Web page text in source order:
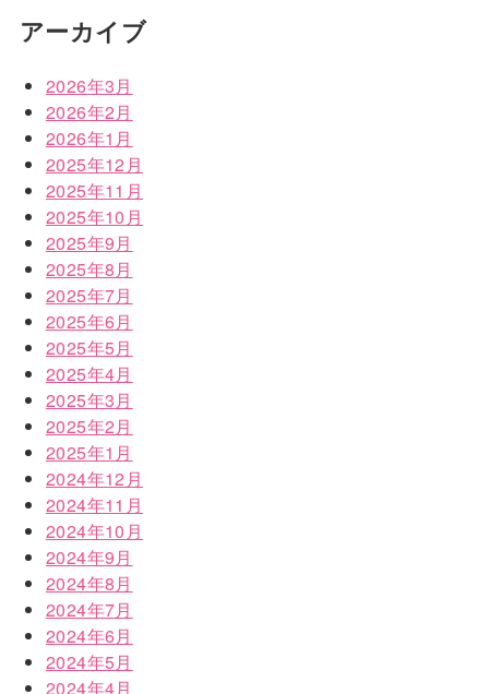
アーカイブ
2026年3月
2026年2月
2026年1月
2025年12月
2025年11月
2025年10月
2025年9月
2025年8月
2025年7月
2025年6月
2025年5月
2025年4月
2025年3月
2025年2月
2025年1月
2024年12月
2024年11月
2024年10月
2024年9月
2024年8月
2024年7月
2024年6月
2024年5月
2024年4月